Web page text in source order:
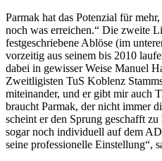
Parmak hat das Potenzial für
noch was erreichen.“ Die zweite
festgeschriebene Ablöse (im
vorzeitig aus seinem bis 2010
dabei in gewisser Weise Manuel
Zweitligisten TuS Koblenz
miteinander, und er gibt mir auch
braucht Parmak, der nicht immer
scheint er den Sprung geschafft
sogar noch individuell auf dem
seine professionelle Einstellung“,